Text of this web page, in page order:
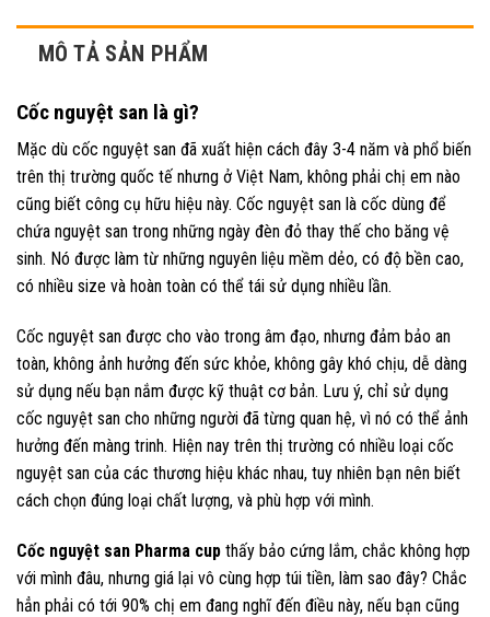
MÔ TẢ SẢN PHẨM
Cốc nguyệt san là gì?
Mặc dù cốc nguyệt san đã xuất hiện cách đây 3-4 năm và phổ biến
trên thị trường quốc tế nhưng ở Việt Nam, không phải chị em nào
cũng biết công cụ hữu hiệu này. Cốc nguyệt san là cốc dùng để
chứa nguyệt san trong những ngày đèn đỏ thay thế cho băng vệ
sinh. Nó được làm từ những nguyên liệu mềm dẻo, có độ bền cao,
có nhiều size và hoàn toàn có thể tái sử dụng nhiều lần.
Cốc nguyệt san được cho vào trong âm đạo, nhưng đảm bảo an
toàn, không ảnh hưởng đến sức khỏe, không gây khó chịu, dễ dàng
sử dụng nếu bạn nắm được kỹ thuật cơ bản. Lưu ý, chỉ sử dụng
cốc nguyệt san cho những người đã từng quan hệ, vì nó có thể ảnh
hưởng đến màng trinh. Hiện nay trên thị trường có nhiều loại cốc
nguyệt san của các thương hiệu khác nhau, tuy nhiên bạn nên biết
cách chọn đúng loại chất lượng, và phù hợp với mình.
Cốc nguyệt san Pharma cup thấy bảo cứng lắm, chắc không hợp
với mình đâu, nhưng giá lại vô cùng hợp túi tiền, làm sao đây? Chắc
hẳn phải có tới 90% chị em đang nghĩ đến điều này, nếu bạn cũng